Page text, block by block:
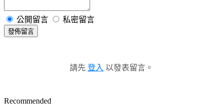
公開留言 私密留言
發佈留言
請先 登入 以發表留言。
Recommended